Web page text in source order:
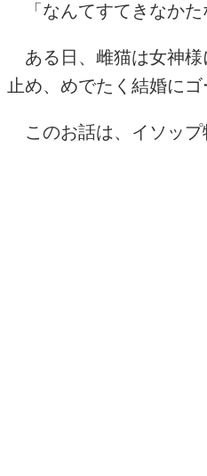
「なんてすてきなかた
ある日、雌猫は女神様
止め、めでたく結婚に
このお話は、イソップ